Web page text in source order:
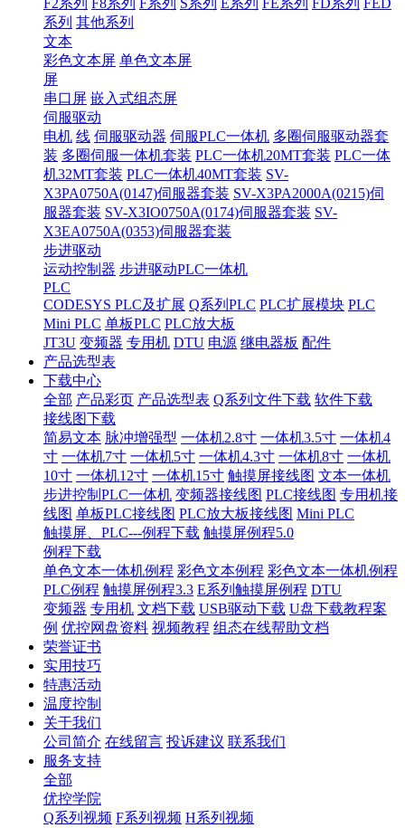
F2系列 F8系列 F系列 S系列 E系列 FE系列 FD系列 FED
系列 其他系列
文本
彩色文本屏 单色文本屏
屏
串口屏 嵌入式组态屏
伺服驱动
电机 线 伺服驱动器 伺服PLC一体机 多圈伺服驱动器套
装 多圈伺服一体机套装 PLC一体机20MT套装 PLC一体
机32MT套装 PLC一体机40MT套装 SV-
X3PA0750A(0147)伺服器套装 SV-X3PA2000A(0215)伺
服器套装 SV-X3IO0750A(0174)伺服器套装 SV-
X3EA0750A(0353)伺服器套装
步进驱动
运动控制器 步进驱动PLC一体机
PLC
CODESYS PLC及扩展 Q系列PLC PLC扩展模块 PLC
Mini PLC 单板PLC PLC放大板
JT3U 变频器 专用机 DTU 电源 继电器板 配件
产品选型表
下载中心
全部 产品彩页 产品选型表 Q系列文件下载 软件下载
接线图下载
简易文本 脉冲增强型 一体机2.8寸 一体机3.5寸 一体机4
寸 一体机7寸 一体机5寸 一体机4.3寸 一体机8寸 一体机
10寸 一体机12寸 一体机15寸 触摸屏接线图 文本一体机
步进控制PLC一体机 变频器接线图 PLC接线图 专用机接
线图 单板PLC接线图 PLC放大板接线图 Mini PLC
触摸屏、PLC---例程下载 触摸屏例程5.0
例程下载
单色文本一体机例程 彩色文本例程 彩色文本一体机例程
PLC例程 触摸屏例程3.3 E系列触摸屏例程 DTU
变频器 专用机 文档下载 USB驱动下载 U盘下载教程案
例 优控网盘资料 视频教程 组态在线帮助文档
荣誉证书
实用技巧
特惠活动
温度控制
关于我们
公司简介 在线留言 投诉建议 联系我们
服务支持
全部
优控学院
Q系列视频 F系列视频 H系列视频